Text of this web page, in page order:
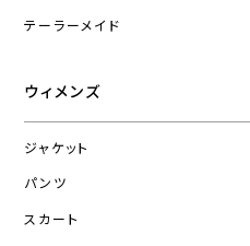
テーラーメイド
ウィメンズ
ジャケット
パンツ
スカート